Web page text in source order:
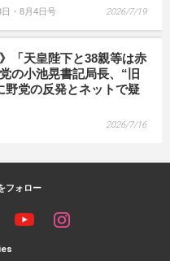
・8月4日号 2026/7/19
「天皇陛下と38親等は赤
の小池晃書記局長、“旧
野党の反発とネットで疑
2026/7/16
フォロー